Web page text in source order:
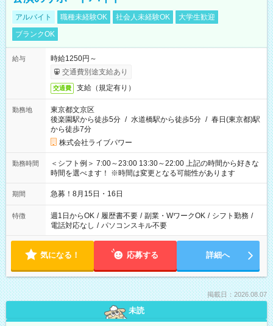
アルバイト 職種未経験OK 社会人未経験OK
大学生歓迎
ブランクOK
給与
時給1250円～
交通費別途支給あり
交通費 支給（規定有り）
勤務地
東京都文京区
後楽園駅から徒歩5分 / 水道橋駅から徒歩5分 / 春日(東京都)駅
から徒歩7分
株式会社ライブパワー
勤務時間
＜シフト例＞ 7:00～23:00 13:30～22:00 上記の時間から好きな
時間を選べます！ ※時間は変更となる可能性があります
期間 急募！8月15日・16日
特徴 週1日からOK / 履歴書不要 / 副業・WワークOK / シフト勤務 /
電話対応なし / パソコンスキル不要
気になる！ 応募する 詳細へ
掲載日：2026.08.07
未読